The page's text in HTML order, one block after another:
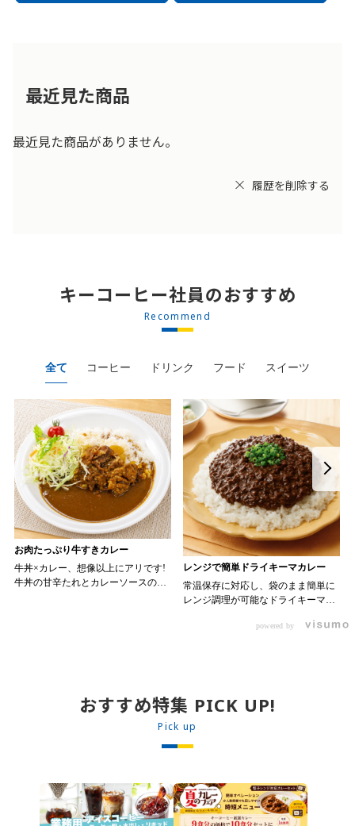
最近見た商品
最近見た商品がありません。
履歴を削除する
キーコーヒー社員のおすすめ
Recommend
全て コーヒー ドリンク フード スイーツ
お肉たっぷり牛すきカレー
牛丼×カレー、想像以上にアリです!
牛丼の甘辛たれとカレーソースのス
丼の素を中央にのせます。 3. 手前
からカレーソースをかけ、サラダを
盛りつけます。 ※牛丼の素のたれを
レンジで簡単ドライキーマカレー
常温保存に対応し、袋のまま簡単に
レンジ調理が可能なドライキーマカ
オリジナルメニューにアレンジも可
powered by
おすすめ特集 PICK UP!
Pick up